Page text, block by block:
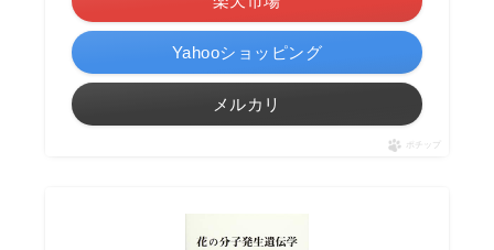
Yahooショッピング
メルカリ
ポチップ